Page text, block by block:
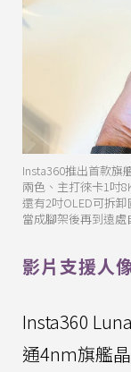
Insta360推出首款旗
兩色、主打徠卡1吋
還有2吋OLED可拆
當成腳架後再到遠處
影片支援人
Insta360
通4nm旗艦